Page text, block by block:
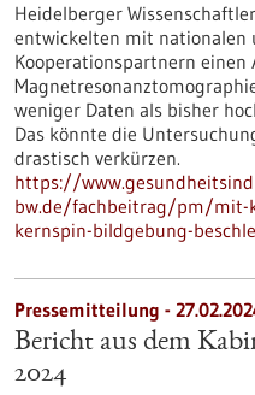
Heidelberger
entwickelten mit nationalen
Kooperationspartnern
weniger Daten als bisher
Das könnte die
drastisch verkürzen.
https://
bw.de/fachbeitrag/pm/mit-
kernspin-bildgebung-
Pressemitteilung -
Bericht aus dem
2024